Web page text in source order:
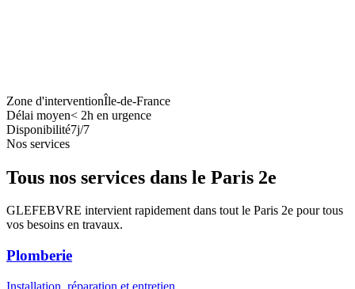
Zone d'interventionÎle-de-France
Délai moyen< 2h en urgence
Disponibilité7j/7
Nos services
Tous nos services dans le Paris 2e
GLEFEBVRE intervient rapidement dans tout le Paris 2e pour tous
vos besoins en travaux.
Plomberie
Installation, réparation et entretien